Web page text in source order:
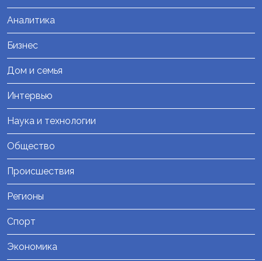
Аналитика
Бизнес
Дом и семья
Интервью
Наука и технологии
Общество
Происшествия
Регионы
Спорт
Экономика